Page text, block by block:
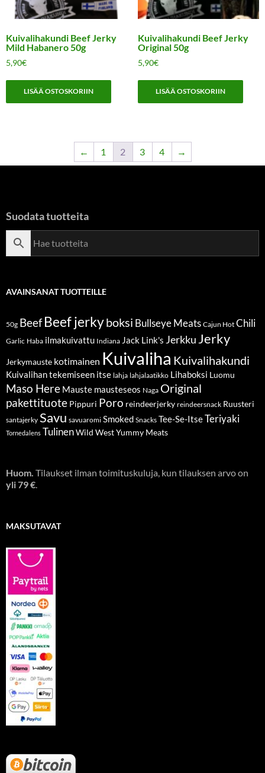
Kuivalihakundi Beef Jerky
Mild Habanero 50g
5,90€
LISÄÄ OSTOSKORIIN
Kuivalihakundi Beef Jerky
Original 50g
5,90€
LISÄÄ OSTOSKORIIN
← 1 2 3 4 →
Suodata tuotteita
AVAINSANAT TUOTTEILLE
50g Beef Beef jerkyboksi Bullseye Meats Cajun Hot Chili
Garlic Haba ilmakuivattu Indiana Jack Link's Jerkku Jerky
Jerkymauste kotimainen Kuivaliha Kuivalihakundi
Kuivalihan tekemiseen itse lahja lahjalaatikko Lihaboksi Luomu
Maso Here Mauste mausteseos Naga Original
pakettituote Pippuri Poro reindeerjerky reindeersnack Ruusteri
santajerky Savu savuaromi Smoked Snacks Tee-Se-ItseTeriyaki
Tornedalens TulinenWild WestYummy Meats
Huom. Tilaukset ilman toimituskuluja, kun tilauksen arvo on
yli 79 €.
MAKSUTAVAT